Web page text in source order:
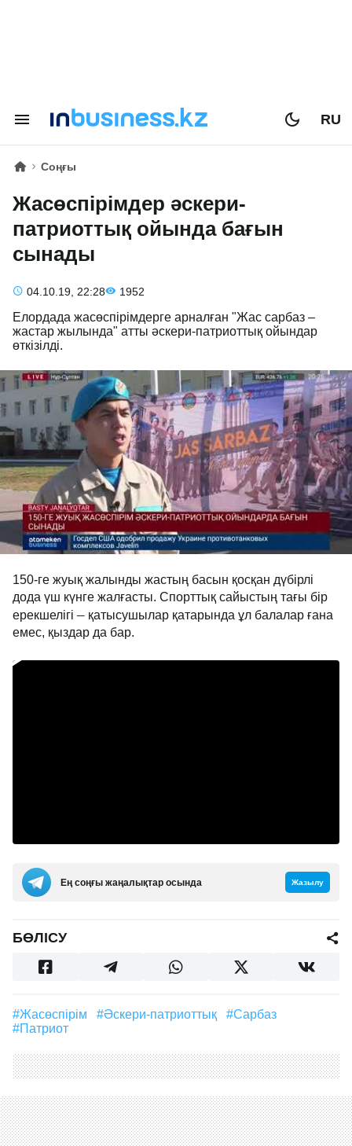
RU
Соңғы
Жасөспірімдер әскери-
патриоттық ойында бағын
сынады
04.10.19, 22:28 1952
Елордада жасөспірімдерге арналған "Жас сарбаз –
жастар жылында" атты әскери-патриоттық ойындар
өткізілді.
150-ге жуық жалынды жастың басын қосқан дүбірлі
дода үш күнге жалғасты. Спорттық сайыстың тағы бір
ерекшелігі– қатысушылар қатарында ұл балалар ғана
емес, қыздар да бар.
Ең соңғы жаңалықтар осында Жазылу
БӨЛІСУ
#Жасөспірім #әскери-патриоттық
#сарбаз
#патриот